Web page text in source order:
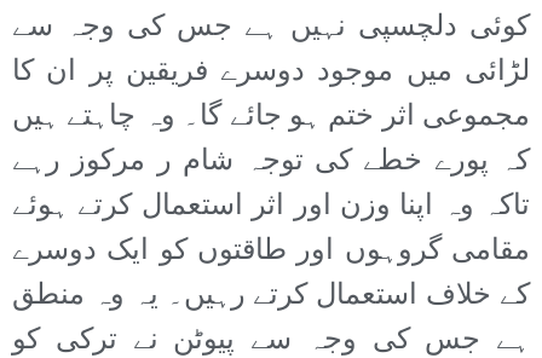
کوئی دلچسپی نہیں ہے جس کی وجہ سے
لڑائی میں موجود دوسرے فریقین پر ان کا
مجموعی اثر ختم ہو جائے گا۔ وہ چاہتے ہیں
کہ پورے خطے کی توجہ شام ر مرکوز رہے
تاکہ وہ اپنا وزن اور اثر استعمال کرتے ہوئے
مقامی گروہوں اور طاقتوں کو ایک دوسرے
کے خلاف استعمال کرتے رہیں۔ یہ وہ منطق
ہے جس کی وجہ سے پیوٹن نے ترکی کو